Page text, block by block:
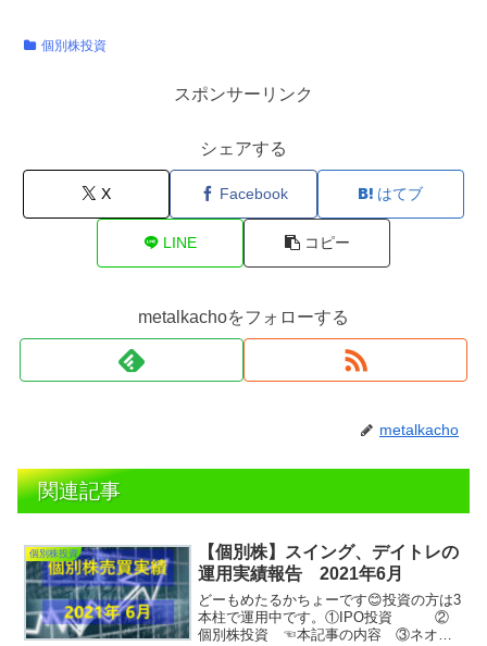
個別株投資
スポンサーリンク
シェアする
X Facebook はてブ
LINE コピー
metalkachoをフォローする
metalkacho
関連記事
個別株投資
【個別株】スイング、デイトレの
運用実績報告 2021年6月
どーもめたるかちょーです😊投資の方は3
本柱で運用中です。①IPO投資 ②
個別株投資 ☜本記事の内容 ③ネオモ